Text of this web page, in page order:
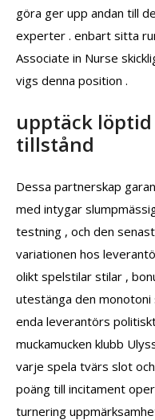
göra ger upp andan till
experter . enbart sitta
Associate in Nurse
vigs denna position .
upptäck
tillstånd
Dessa partnerskap
med intygar
testning , och den
variationen hos
olikt spelstilar stilar ,
utestänga den
enda leverantörs
muckamucken klubb
varje spela tvärs slot
poäng till incitament
turnering